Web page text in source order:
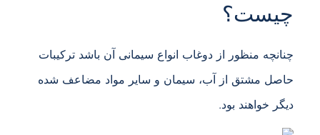
چیست؟
چنانچه منظور از دوغاب انواع سیمانی آن باشد ترکیبات
حاصل مشتق از آب، سیمان و سایر مواد مضاعف شده
دیگر خواهند بود.